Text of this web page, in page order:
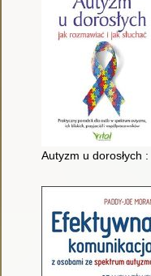
Autyzm u dorosłych